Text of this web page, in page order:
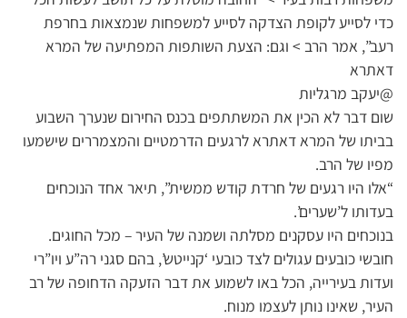
כדי לסייע לקופת הצדקה לסייע למשפחות שנמצאות בחרפת
רעב”, אמר הרב > וגם: הצעת השותפות המפתיעה של המרא
דאתרא
@יעקב מרגליות
שום דבר לא הכין את המשתתפים בכנס החירום שנערך השבוע
בביתו של המרא דאתרא לרגעים הדרמטיים והמצמררים שישמעו
מפיו של הרב.
“אלו היו רגעים של חרדת קודש ממשית”, תיאר אחד הנוכחים
בעדותו ל’שערים’.
בנוכחים היו עסקנים מסלתה ושמנה של העיר – מכל החוגים.
חובשי כובעים עגולים לצד כובעי ‘קנייטש’, בהם סגני רה”ע ויו”רי
ועדות בעירייה, הכל באו לשמוע את דבר הזעקה הדחופה של רב
העיר, שאינו נותן לעצמו מנוח.